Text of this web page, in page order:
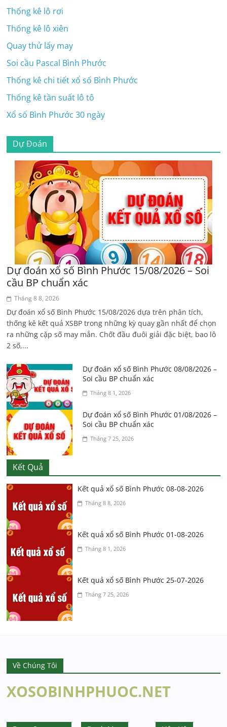
Thống kê lô rơi
Thống kê lô xiên
Quay thử lấy may
Soi cầu Pascal Bình Phước
Thống kê chi tiết xổ số Bình Phước
Thống kê tần suất lô tô
Xổ số Bình Phước 30 ngày
Dự Đoán
Dự đoán xổ số Bình Phước 15/08/2026 – Soi
cầu BP chuẩn xác
Tháng 8 8, 2026
Dự đoán xổ số Bình Phước 15/08/2026 dựa trên phân tích,
thống kê kết quả XSBP trong những kỳ quay gần nhất để chọn
ra những cặp số may mắn. Chốt đầu đuôi giải đặc biệt, bao lô
2 số,...
Dự đoán xổ số Bình Phước 08/08/2026 –
Soi cầu BP chuẩn xác
Tháng 8 1, 2026
Dự đoán xổ số Bình Phước 01/08/2026 –
Soi cầu BP chuẩn xác
Tháng 7 25, 2026
Kết Quả
Kết quả xổ số Bình Phước 08-08-2026
Tháng 8 8, 2026
Kết quả xổ số Bình Phước 01-08-2026
Tháng 8 1, 2026
Kết quả xổ số Bình Phước 25-07-2026
Tháng 7 25, 2026
Về Chúng Tôi
XOSOBINHPHUOC.NET